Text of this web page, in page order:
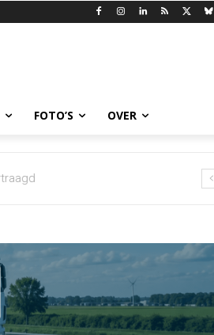
FOTO’S OVER